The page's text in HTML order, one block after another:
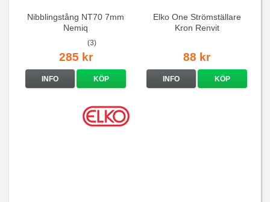
Nibblingstång NT70 7mm
Nemiq
(3)
285 kr
INFO KÖP
Elko One Strömställare
Kron Renvit
88 kr
INFO KÖP